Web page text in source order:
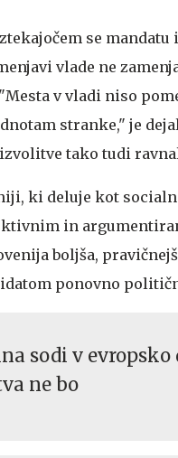
se mandatu
vlade ne
v vladi niso
stranke," je
tako tudi
ki deluje kot
in
boljša,
ponovno
sodi v evropsko
ne bo